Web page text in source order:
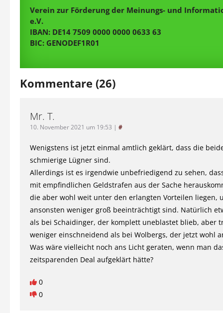
Verein zur Förderung der Meinungs- und
e.V.
IBAN: DE14 7509 0000 0000 0633 63
BIC: GENODEF1R01
Kommentare (26)
Mr. T.
10. November 2021 um 19:53 | #
Wenigstens ist jetzt einmal amtlich geklärt, dass die
schmierige Lügner sind.
Allerdings ist es irgendwie unbefriedigend zu sehen,
mit empfindlichen Geldstrafen aus der Sache
die aber wohl weit unter den erlangten Vorteilen liegen,
ansonsten weniger groß beeinträchtigt sind. Natürlich
als bei Schaidinger, der komplett uneblastet blieb, aber
weniger einschneidend als bei Wolbergs, der jetzt wohl
Was wäre vielleicht noch ans Licht geraten, wenn man
zeitsparenden Deal aufgeklärt hätte?
0
0